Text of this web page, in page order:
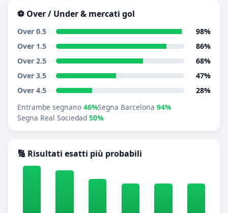
⚽ Over / Under & mercati gol
Over 0.5
98%
Over 1.5
86%
Over 2.5
68%
Over 3.5
47%
Over 4.5
28%
Entrambe segnano 46%Segna Barcelona 94%
Segna Real Sociedad 50%
🔢 Risultati esatti più probabili